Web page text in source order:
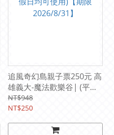
追風奇幻島親子票250元 高
雄義大-魔法歡樂谷| (平假
日均可使用)【期限
2026/8/31】
NT$948
NT$250